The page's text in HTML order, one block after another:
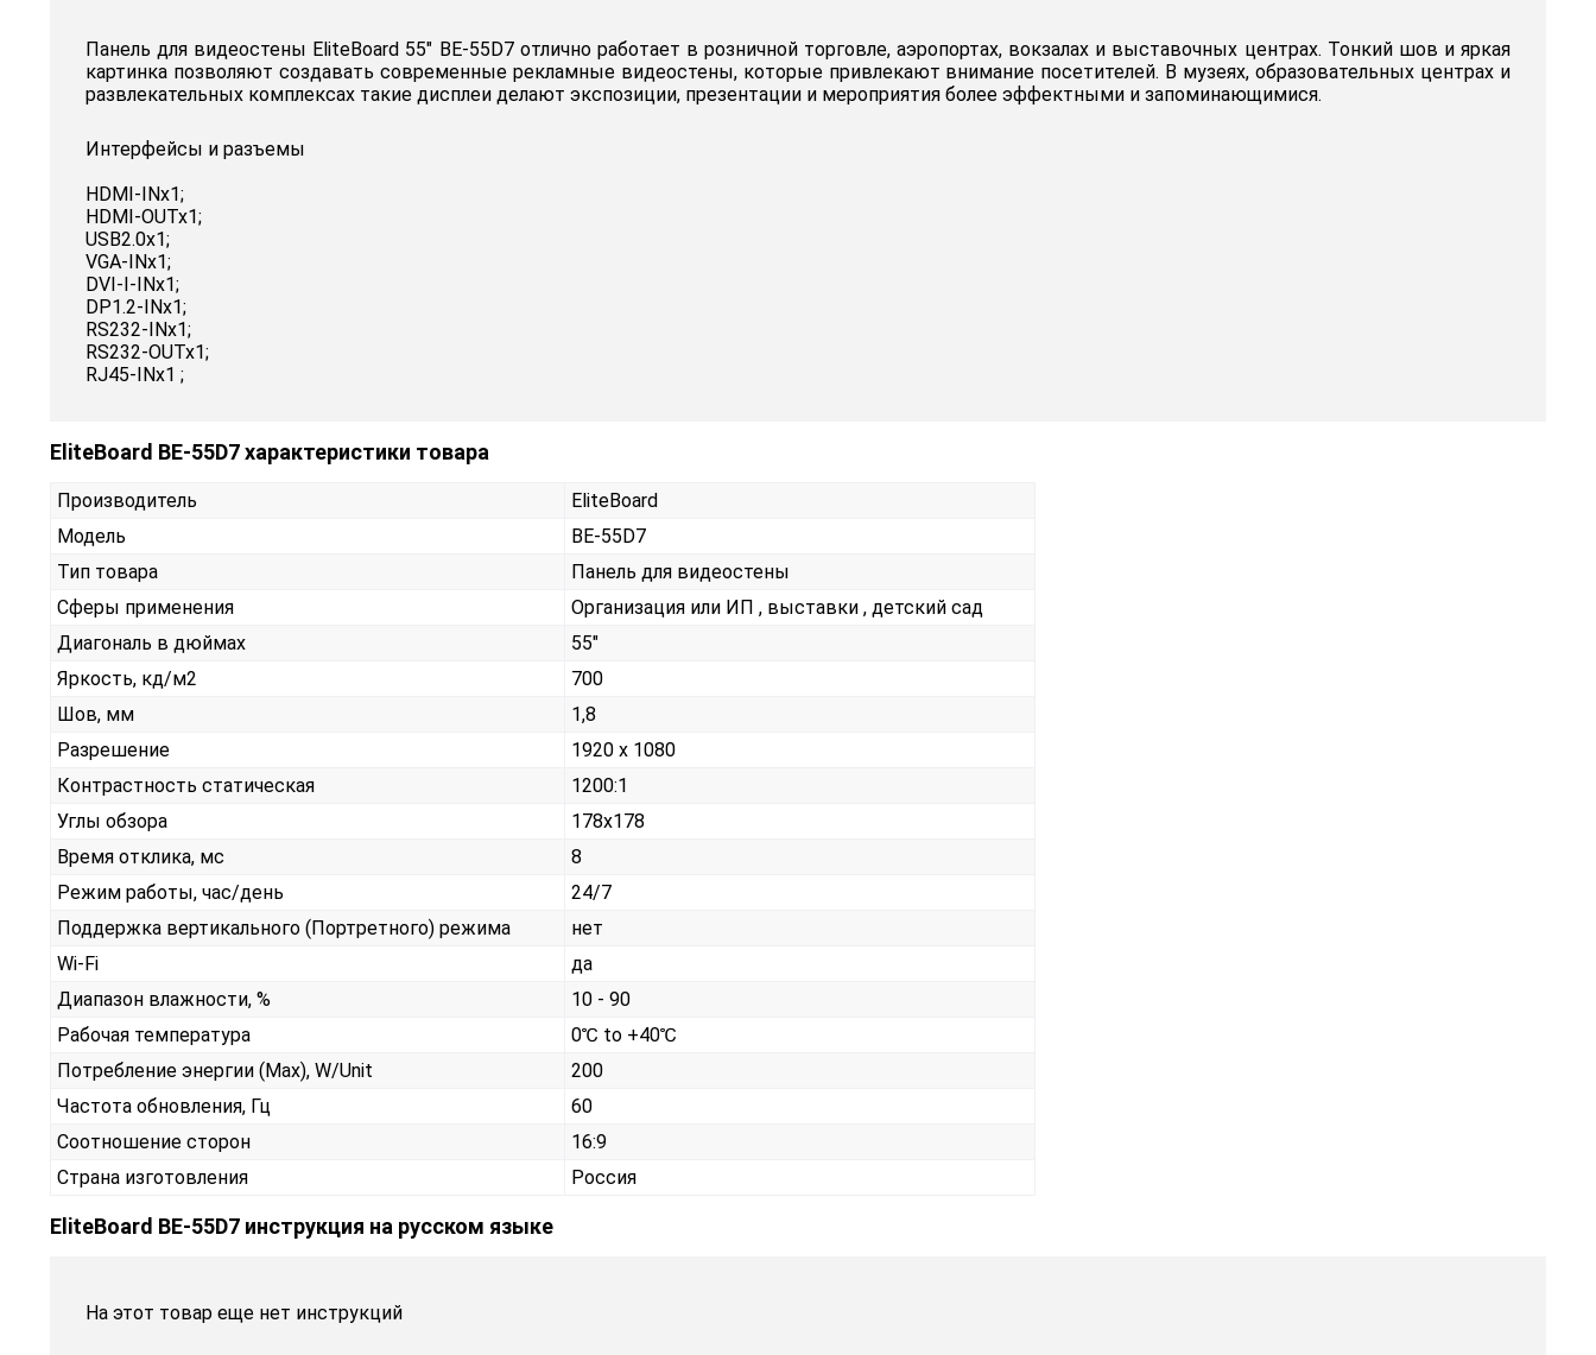
Панель для видеостены EliteBoard 55" BE-55D7 отлично работает в розничной торговле, аэропортах, вокзалах и выставочных центрах. Тонкий шов и яркая
картинка позволяют создавать современные рекламные видеостены, которые привлекают внимание посетителей. В музеях, образовательных центрах и
развлекательных комплексах такие дисплеи делают экспозиции, презентации и мероприятия более эффектными и запоминающимися.
Интерфейсы и разъемы
HDMI-INx1;
HDMI-OUTx1;
USB2.0x1;
VGA-INx1;
DVI-I-INx1;
DP1.2-INx1;
RS232-INx1;
RS232-OUTx1;
RJ45-INx1 ;
EliteBoard BE-55D7 характеристики товара
Производитель
EliteBoard
Модель
BE-55D7
Тип товара
Панель для видеостены
Сферы применения
Организация или ИП , выставки , детский сад
Диагональ в дюймах
55"
Яркость, кд/м2
700
Шов, мм
1,8
Разрешение
1920 x 1080
Контрастность статическая
1200:1
Углы обзора
178x178
Время отклика, мс
8
Режим работы, час/день
24/7
Поддержка вертикального (Портретного) режима
нет
Wi-Fi
да
Диапазон влажности, %
10 - 90
Рабочая температура
0℃ to +40℃
Потребление энергии (Max), W/Unit
200
Частота обновления, Гц
60
Соотношение сторон
16:9
Страна изготовления
Россия
EliteBoard BE-55D7 инструкция на русском языке
На этот товар еще нет инструкций